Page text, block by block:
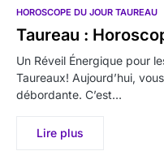
HOROSCOPE DU JOUR TAUREAU
Taureau :
Un Réveil Énergique pour
Taureaux! Aujourd’hui,
débordante. C’est…
Lire plus